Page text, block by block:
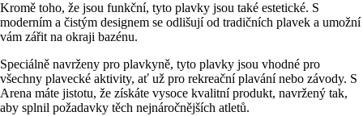
Kromě toho, že jsou funkční, tyto plavky jsou také estetické. S
moderním a čistým designem se odlišují od tradičních plavek a umožní
vám zářit na okraji bazénu.
Speciálně navrženy pro plavkyně, tyto plavky jsou vhodné pro
všechny plavecké aktivity, ať už pro rekreační plavání nebo závody. S
Arena máte jistotu, že získáte vysoce kvalitní produkt, navržený tak,
aby splnil požadavky těch nejnáročnějších atletů.